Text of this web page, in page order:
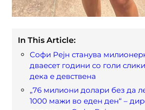
In This Article:
Софи Рејн станува
дваесет години со голи
дека е девствена
„76 милиони долари без да
1000 мажи во еден ден“ –